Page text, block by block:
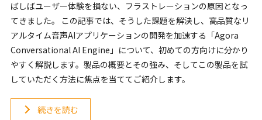
ばしばユーザー体験を損ない、フラストレーションの原因となっ
てきました。 この記事では、そうした課題を解決し、高品質なリ
アルタイム音声AIアプリケーションの開発を加速する「Agora
Conversational AI Engine」について、初めての方向けに分かり
やすく解説します。製品の概要とその強み、そしてこの製品を試
していただく方法に焦点を当ててご紹介します。
続きを読む